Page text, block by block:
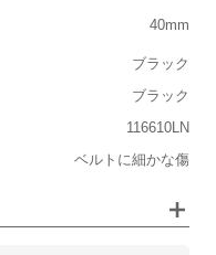
40mm
ブラック
ブラック
116610LN
ベルトに細かな傷
ビジネス